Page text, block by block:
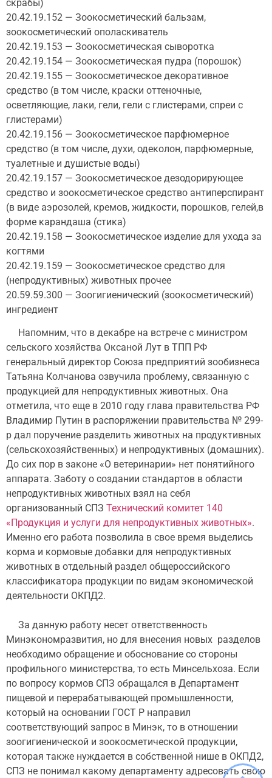
скрабы)
20.42.19.152 — Зоокосметический бальзам,
зоокосметический ополаскиватель
20.42.19.153 — Зоокосметическая сыворотка
20.42.19.154 — Зоокосметическая пудра (порошок)
20.42.19.155 — Зоокосметическое декоративное
средство (в том числе, краски оттеночные,
осветляющие, лаки, гели, гели с глистерами, спреи с
глистерами)
20.42.19.156 — Зоокосметическое парфюмерное
средство (в том числе, духи, одеколон, парфюмерные,
туалетные и душистые воды)
20.42.19.157 — Зоокосметическое дезодорирующее
средство и зоокосметическое средство антиперспирант
(в виде аэрозолей, кремов, жидкости, порошков, гелей,в
форме карандаша (стика)
20.42.19.158 — Зоокосметическое изделие для ухода за
когтями
20.42.19.159 — Зоокосметическое средство для
(непродуктивных) животных прочее
20.59.59.300 — Зоогигиенический (зоокосметический)
ингредиент
Напомним, что в декабре на встрече с министром
сельского хозяйства Оксаной Лут в ТПП РФ
генеральный директор Союза предприятий зообизнеса
Татьяна Колчанова озвучила проблему, связанную с
продукцией для непродуктивных животных. Она
отметила, что еще в 2010 году глава правительства РФ
Владимир Путин в распоряжении правительства № 299-
р дал поручение разделить животных на продуктивных
(сельскохозяйственных) и непродуктивных (домашних).
До сих пор в законе «О ветеринарии» нет понятийного
аппарата. Заботу о создании стандартов в области
непродуктивных животных взял на себя
организованный СПЗ Технический комитет 140
«Продукция и услуги для непродуктивных животных».
Именно его работа позволила в свое время выделись
корма и кормовые добавки для непродуктивных
животных в отдельный раздел общероссийского
классификатора продукции по видам экономической
деятельности ОКПД2.
За данную работу несет ответственность
Минэкономразвития, но для внесения новых разделов
необходимо обращение и обоснование со стороны
профильного министерства, то есть Минсельхоза. Если
по вопросу кормов СПЗ обращался в Департамент
пищевой и перерабатывающей промышленности,
который на основании ГОСТ Р направил
соответствующий запрос в Минэк, то в отношении
зоогигиенической и зоокосметической продукции,
которая также нуждается в собственной нише в ОКПД2,
СПЗ не понимал какому департаменту адресовать свою